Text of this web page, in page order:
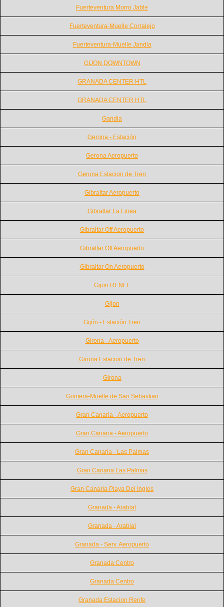
Fuerteventura Morro Jable
Fuerteventura-Muelle Corralejo
Fuerteventura-Muelle Jandia
GIJON DOWNTOWN
GRANADA CENTER HTL
GRANADA CENTER HTL
Gandia
Gerona - Estación
Gerona Aeropuerto
Gerona Estacion de Tren
Gibraltar Aeropuerto
Gibraltar La Linea
Gibraltar Off Aeropuerto
Gibraltar Off Aeropuerto
Gibraltar On Aeropuerto
Gijon RENFE
Gijon
Gijón - Estación Tren
Girona - Aeropuerto
Girona Estacion de Tren
Girona
Gomera-Muelle de San Sebastian
Gran Canaria - Aeropuerto
Gran Canaria - Aeropuerto
Gran Canaria - Las Palmas
Gran Canaria Las Palmas
Gran Canaria Playa Del Ingles
Granada - Arabial
Granada - Arabial
Granada - Serv. Aeropuerto
Granada Centro
Granada Centro
Granada Estacion Renfe